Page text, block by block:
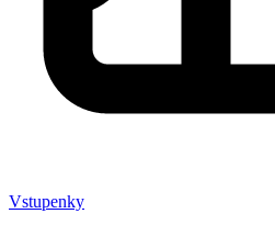
Vstupenky